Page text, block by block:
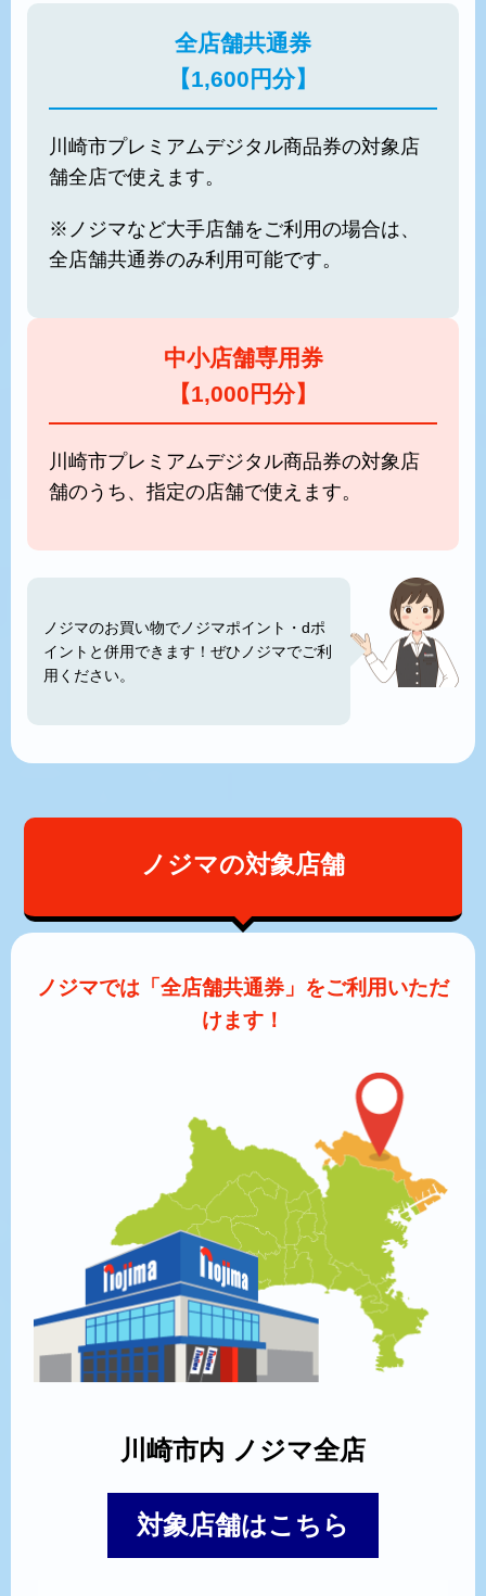
全店舗共通券
【1,600円分】
川崎市プレミアムデジタル商品券の対象店
舗全店で使えます。
※ノジマなど大手店舗をご利用の場合は、
全店舗共通券のみ利用可能です。
中小店舗専用券
【1,000円分】
川崎市プレミアムデジタル商品券の対象店
舗のうち、指定の店舗で使えます。
ノジマのお買い物でノジマポイント・dポ
イントと併用できます！ぜひノジマでご利
用ください。
ノジマの対象店舗
ノジマでは「全店舗共通券」をご利用いただ
けます！
川崎市内 ノジマ全店
対象店舗はこちら